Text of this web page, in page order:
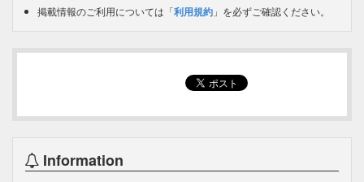
掲載情報のご利用については「利用規約 」を必ずご確認ください。
Information